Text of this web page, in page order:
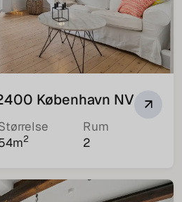
København NV
m2
Rum
2